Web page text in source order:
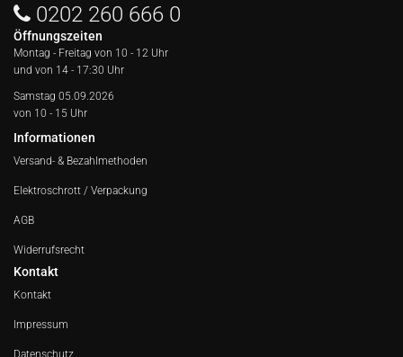
0202 260 666 0
Öffnungszeiten
Montag - Freitag von 10 - 12 Uhr
und von 14 - 17:30 Uhr
Samstag 05.09.2026
von 10 - 15 Uhr
Informationen
Versand- & Bezahlmethoden
Elektroschrott / Verpackung
AGB
Widerrufsrecht
Kontakt
Kontakt
Impressum
Datenschutz